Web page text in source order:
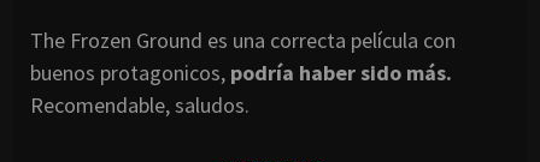
The Frozen Ground es una correcta película con
buenos protagonicos, podría haber sido más.
Recomendable, saludos.